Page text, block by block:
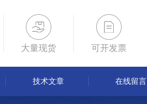
大量现货 可开发票
技术文章 在线留言